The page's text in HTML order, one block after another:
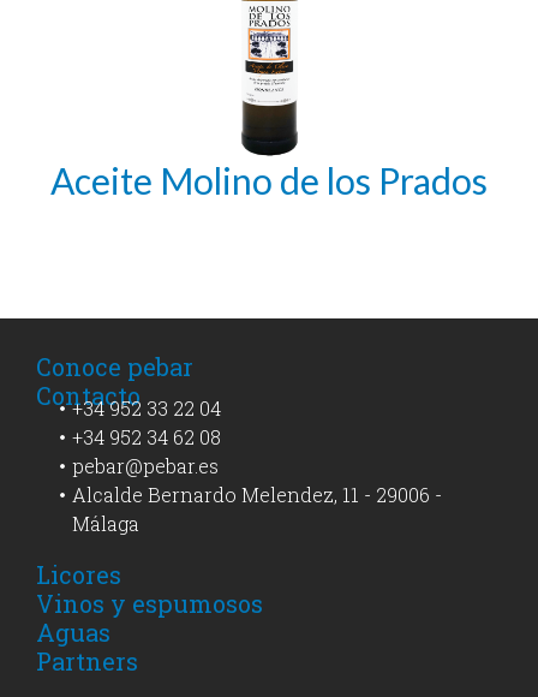
Aceite Molino de los Prados
Conoce pebar
Contacto
+34 952 33 22 04
+34 952 34 62 08
pebar@pebar.es
Alcalde Bernardo Melendez, 11 - 29006 -
Málaga
Licores
Vinos y espumosos
Aguas
Partners